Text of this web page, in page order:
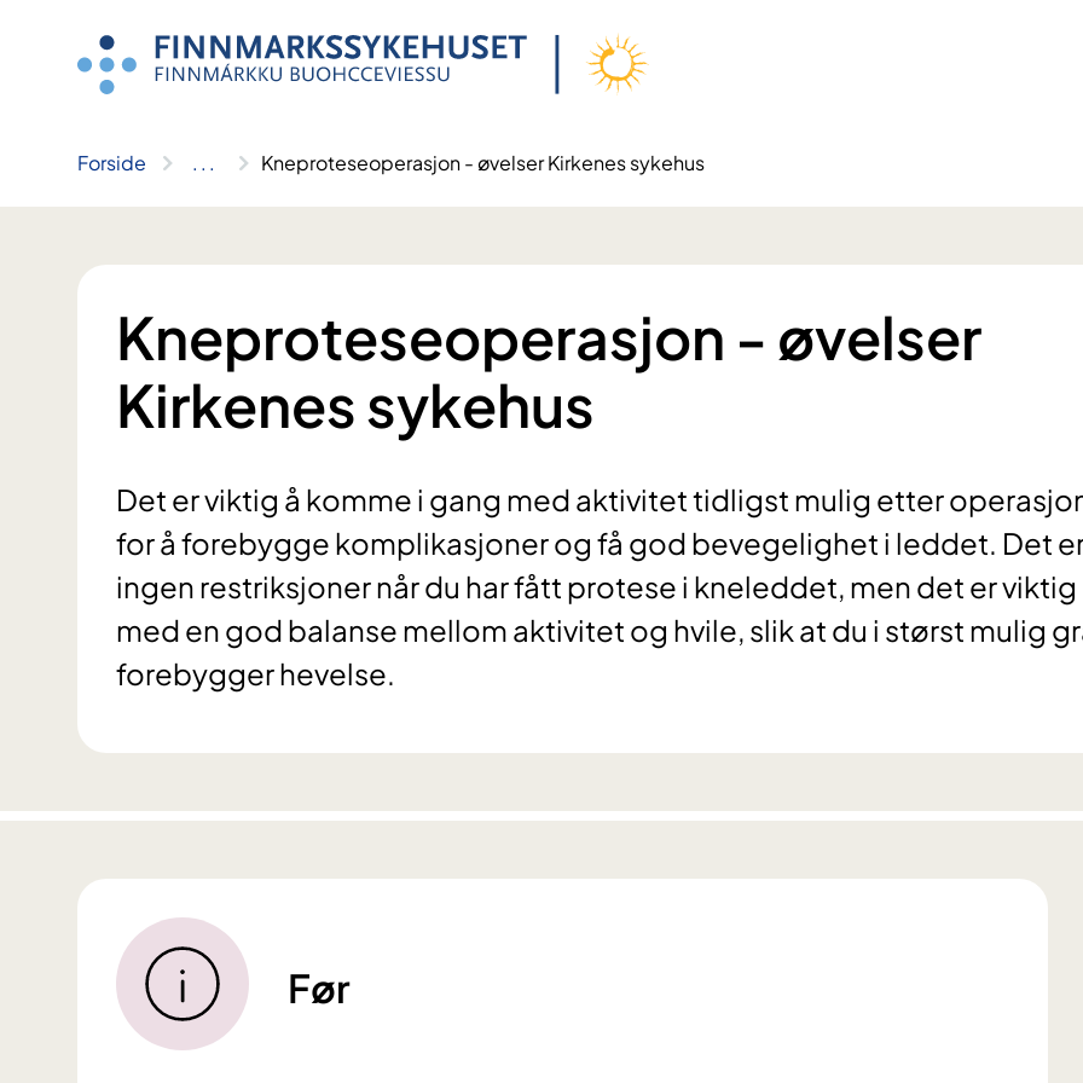
Forside .. . Kneproteseoperasjon - øvelser Kirkenes sykehus
Kneproteseoperasjon - øvelser
Kirkenes sykehus
Det er viktig å komme i gang med aktivitet tidligst mulig etter
for å forebygge komplikasjoner og få god bevegelighet i leddet. Det
ingen restriksjoner når du har fått protese i kneleddet, men det er viktig
med en god balanse mellom aktivitet og hvile, slik at du i størst mulig
forebygger hevelse.
Før